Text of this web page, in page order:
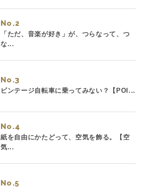
No.
「ただ、音楽が好き」が、つらなって、つ
な...
No.
ビンテージ自転車に乗ってみない？【POI...
No.
紙を自由にかたどって、空気を飾る。【空
気...
No.